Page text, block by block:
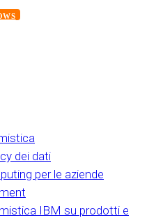
dei dati
per le aziende
IBM su prodotti e